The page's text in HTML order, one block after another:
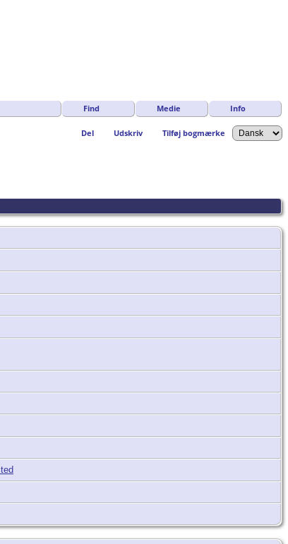
Find Medie Info
Del Udskriv Tilføj bogmærke